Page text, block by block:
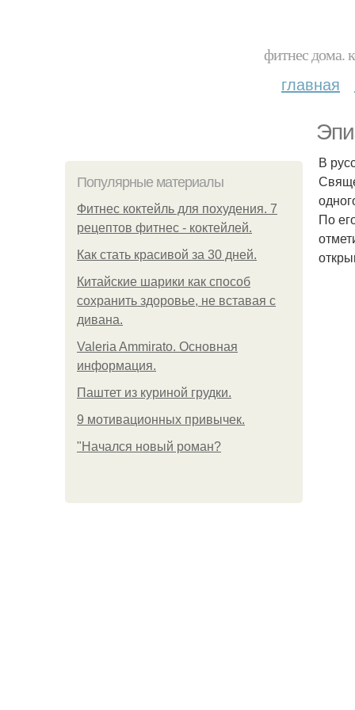
фитнес дома.
главная
Популярные материалы
Фитнес коктейль для похудения. 7
рецептов фитнес - коктейлей.
Как стать красивой за 30 дней.
Китайские шарики как способ
сохранить здоровье, не вставая с
дивана.
Valeria Ammirato. Основная
информация.
Паштет из куриной грудки.
9 мотивационных привычек.
"Начался новый роман?
В
По